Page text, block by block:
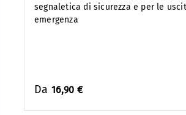
segnaletica di sicurezza e per le
emergenza
Da 16,90 €